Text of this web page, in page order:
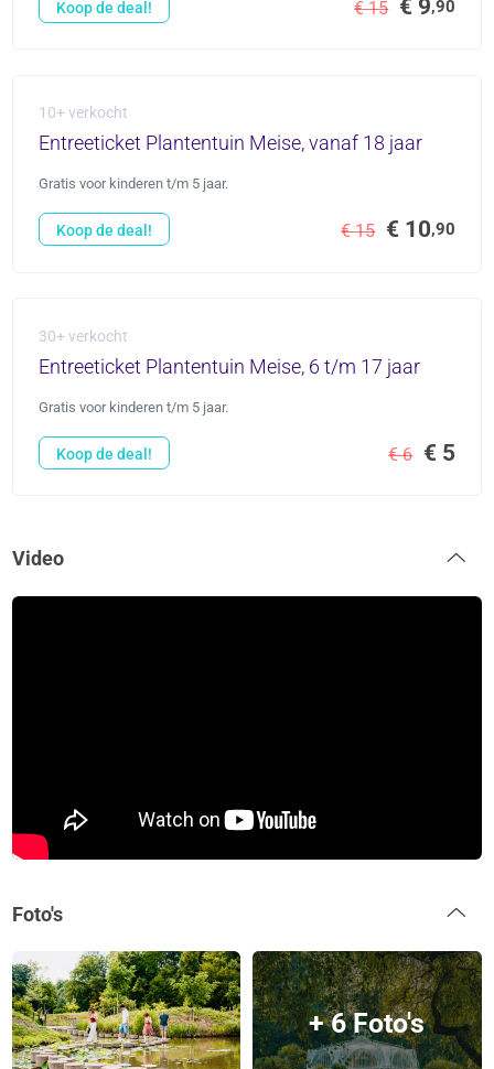
€ 15 € 9,90
Koop de deal!
10+ verkocht
Entreeticket Plantentuin Meise, vanaf 18 jaar
Gratis voor kinderen t/m 5 jaar.
€ 15 € 10,90
Koop de deal!
30+ verkocht
Entreeticket Plantentuin Meise, 6 t/m 17 jaar
Gratis voor kinderen t/m 5 jaar.
€ 6 € 5
Koop de deal!
Video
Foto's
+ 6 Foto's